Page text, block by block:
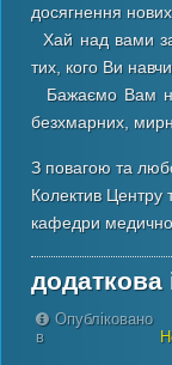
досягнення нових
Хай над вами
тих, кого Ви
Бажаємо Вам
безхмарних,
З повагою та
Колектив Центру
кафедри
додаткова
Опубліковано
в